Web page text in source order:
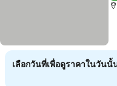
เลือกวันที่เพื่อดูราคาในวันนั้